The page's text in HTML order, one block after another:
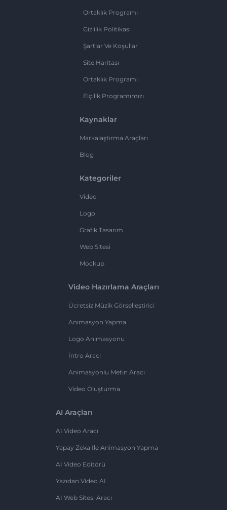
Ortaklık Programı
Gizlilik Politikası
Şartlar Ve Koşullar
Site Haritası
Ortaklık Programı
Elçilik Programımızı
Kaynaklar
Markalaştırma Araçları
Blog
Kategoriler
Video
Logo
Grafik Tasarım
Web Sitesi
Mockup
Video Hazırlama Araçları
Ücretsiz Müzik Görselleştirici
Animasyon Yapma
Logo Animasyonu
İntro Aracı
Animasyonlu Metin Aracı
Video Oluşturma
AI Araçları
AI Video Aracı
Yapay Zeka Ile Animasyon Yapma
AI Video Editörü
Yazıdan Video AI
AI Web Sitesi Aracı